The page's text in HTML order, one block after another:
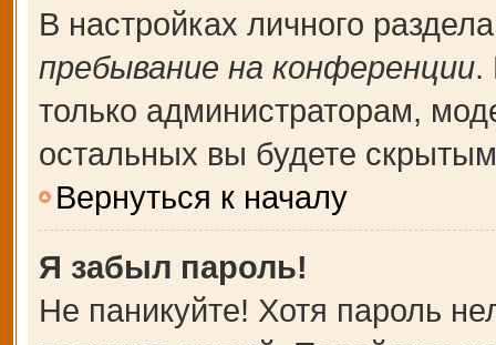
В настройках личного
пребывание на конференции.
только администраторам,
остальных вы будете
Вернуться к началу
Я забыл пароль!
Не паникуйте! Хотя пароль